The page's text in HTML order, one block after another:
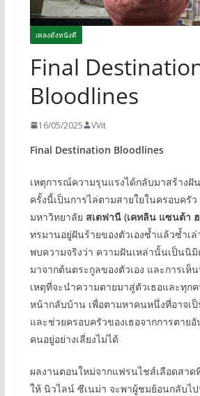
เพลงดังหนังดี
Final
Bloodlines
16/05/2025 VVit
Final Destination Bloodlines
เหตุการณ์ความรุนแรงได้กลับมาสร้างฝั
ครั้งนี้เป็นการไล่ตามสายใยในครอบครัว
มหาวิทยาลัย สเตฟานี (เคทลิน แซนต้า
ทรมานอยู่ฝันร้ายของตัวเองซ้ำแล้วซ้ำเ
พบความจริงว่า ความฝันเหล่านั้นเป็นนิมิ
มาจากต้นตระกูลของตัวเอง และการเ
เหตุที่จะนำความตายมาสู่ตัวเธอและทุกค
หน้ากลับบ้าน เพื่อตามหาคนหนึ่งที่อาจเ
และช่วยครอบครัวของเธอจากการตาย
คนอยู่อย่างเลี่ยงไม่ได้
ผลงานตอนใหม่จากแฟรนไชส์เลือดสาด
ให้ นิวไลน์ ซีเนม่า จะพาผู้ชมย้อนกลับไ